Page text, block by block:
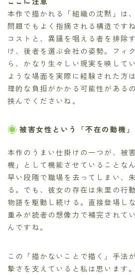
本作で描かれる「組織の沈黙」は
問題でもよく指摘される構造です
コストと、異議を唱える者を排除
け、後者を選ぶ会社の姿勢。フィ
ら、かなり生々しい現実を映して
ような場面を実際に経験された方
理的な負担がかかる可能性がある
挟んでくださいね。
被害女性という「不在の動機」
本作のうまい仕掛けの一つが、被
機」として機能させていることな
早い段階で職場を去ってしまい、
る。でも、彼女の存在は朱里の行
物語を駆動し続ける。直接登場し
重みが読者の想像力で補完されて
んですね。
この「描かないことで描く」手法
摯さを支えていると私は思います